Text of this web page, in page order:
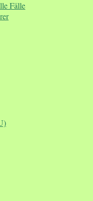
Fälle